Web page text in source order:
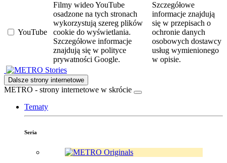
YouTube
Filmy wideo YouTube
osadzone na tych stronach
wykorzystują szereg plików
cookie do wyświetlania.
Szczegółowe informacje
znajdują się w polityce
prywatności Google.
Szczegółowe
informacje znajdują
się w przepisach o
ochronie danych
osobowych dostawcy
usług wymienionego
w opisie.
Stories
Dalsze strony internetowe
METRO - strony internetowe w skrócie
Tematy
Seria